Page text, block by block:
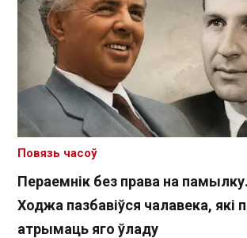
Пераемнік без права на
Ходжа пазбавіўся чалавека, які
атрымаць яго ўладу
Повязь часоў